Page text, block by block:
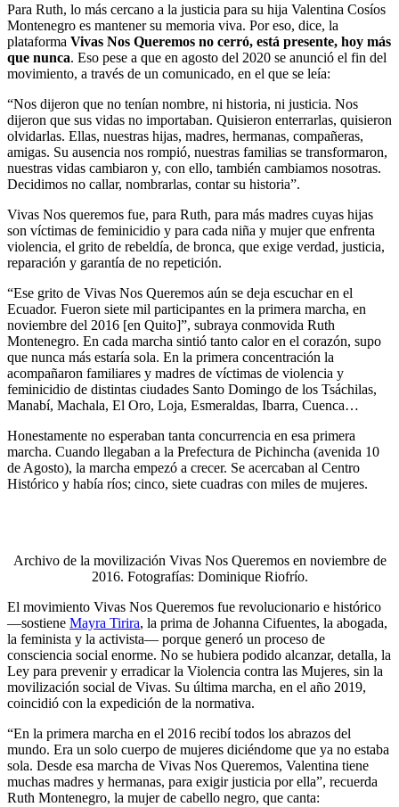
Para Ruth, lo más cercano a la justicia para su hija Valentina Cosíos
Montenegro es mantener su memoria viva. Por eso, dice, la
plataforma Vivas Nos Queremos no cerró, está presente, hoy más
que nunca. Eso pese a que en agosto del 2020 se anunció el fin del
movimiento, a través de un comunicado, en el que se leía:
“Nos dijeron que no tenían nombre, ni historia, ni justicia. Nos
dijeron que sus vidas no importaban. Quisieron enterrarlas, quisieron
olvidarlas. Ellas, nuestras hijas, madres, hermanas, compañeras,
amigas. Su ausencia nos rompió, nuestras familias se transformaron,
nuestras vidas cambiaron y, con ello, también cambiamos nosotras.
Decidimos no callar, nombrarlas, contar su historia”.
Vivas Nos queremos fue, para Ruth, para más madres cuyas hijas
son víctimas de feminicidio y para cada niña y mujer que enfrenta
violencia, el grito de rebeldía, de bronca, que exige verdad, justicia,
reparación y garantía de no repetición.
“Ese grito de Vivas Nos Queremos aún se deja escuchar en el
Ecuador. Fueron siete mil participantes en la primera marcha, en
noviembre del 2016 [en Quito]”, subraya conmovida Ruth
Montenegro. En cada marcha sintió tanto calor en el corazón, supo
que nunca más estaría sola. En la primera concentración la
acompañaron familiares y madres de víctimas de violencia y
feminicidio de distintas ciudades Santo Domingo de los Tsáchilas,
Manabí, Machala, El Oro, Loja, Esmeraldas, Ibarra, Cuenca…
Honestamente no esperaban tanta concurrencia en esa primera
marcha. Cuando llegaban a la Prefectura de Pichincha (avenida 10
de Agosto), la marcha empezó a crecer. Se acercaban al Centro
Histórico y había ríos; cinco, siete cuadras con miles de mujeres.
Archivo de la movilización Vivas Nos Queremos en noviembre de
2016. Fotografías: Dominique Riofrío.
El movimiento Vivas Nos Queremos fue revolucionario e histórico
—sostiene Mayra Tirira, la prima de Johanna Cifuentes, la abogada,
la feminista y la activista— porque generó un proceso de
consciencia social enorme. No se hubiera podido alcanzar, detalla, la
Ley para prevenir y erradicar la Violencia contra las Mujeres, sin la
movilización social de Vivas. Su última marcha, en el año 2019,
coincidió con la expedición de la normativa.
“En la primera marcha en el 2016 recibí todos los abrazos del
mundo. Era un solo cuerpo de mujeres diciéndome que ya no estaba
sola. Desde esa marcha de Vivas Nos Queremos, Valentina tiene
muchas madres y hermanas, para exigir justicia por ella”, recuerda
Ruth Montenegro, la mujer de cabello negro, que canta: